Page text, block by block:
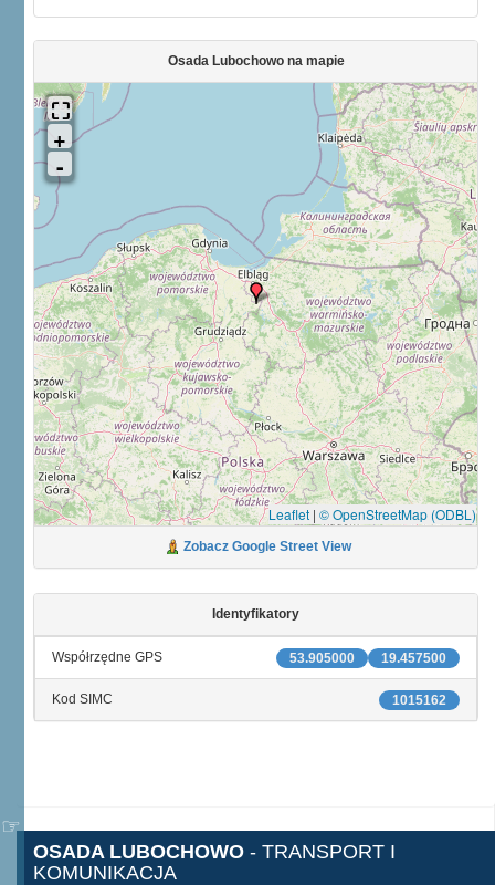
Osada Lubochowo na mapie
Leaflet | © OpenStreetMap (ODBL)
Zobacz Google Street View
Identyfikatory
19.457500
53.905000
Współrzędne GPS
1015162
Kod SIMC
OSADA LUBOCHOWO - TRANSPORT I
KOMUNIKACJA